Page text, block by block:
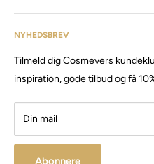
inventar & listen fortsætter.
har siden da solgt produkter og
Besøg vores store butik /
NYHEDSBREV
Tilmeld dig Cosmevers
inspiration, gode tilbud og få
Din mail
Abonnere
Kundeservice: tlf:26 20 40 76
CVR:41 50 56 21